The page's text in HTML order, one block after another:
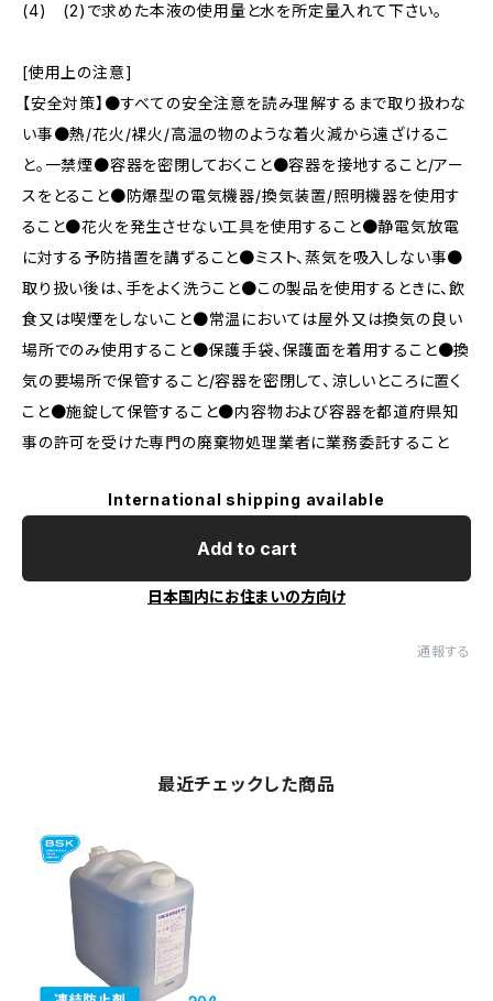
(4) (2)で求めた本液の使用量と水を所定量入れて下さい。
[使用上の注意]
【安全対策】●すべての安全注意を読み理解するまで取り扱わな
い事●熱/花火/裸火/高温の物のような着火減から遠ざけるこ
と。一禁煙●容器を密閉しておくこと●容器を接地すること/アー
スをとること●防爆型の電気機器/換気装置/照明機器を使用す
ること●花火を発生させない工具を使用すること●静電気放電
に対する予防措置を講ずること●ミスト、蒸気を吸入しない事●
取り扱い後は、手をよく洗うこと●この製品を使用するときに、飲
食又は喫煙をしないこと●常温においては屋外又は換気の良い
場所でのみ使用すること●保護手袋、保護面を着用すること●換
気の要場所で保管すること/容器を密閉して、涼しいところに置く
こと●施錠して保管すること●内容物および容器を都道府県知
事の許可を受けた専門の廃棄物処理業者に業務委託すること
International shipping available
Add to cart
日本国内にお住まいの方向け
通報する
最近チェックした商品